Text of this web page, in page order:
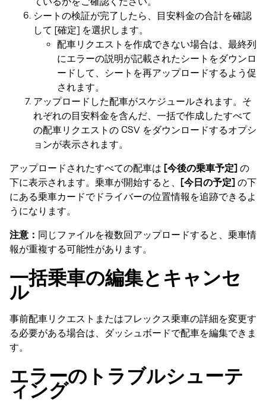
シートの検証が完了したら、目安料金の合計を確認
して [確定] を選択します。
配車リクエストを作成できない場合は、最終列
にエラーの説明が記載されたシートをダウンロ
ードして、シートを再アップロードするよう促
されます。
アップロードした配車がスケジュールされます。そ
れぞれの目安料金を含んだ、一括で作成したすべて
の配車リクエストの CSV をダウンロードするオプシ
ョンが表示されます。
アップロードされたすべての配車は [今後の乗車予定] の
下に表示されます。乗車が開始すると、
[今日の予定] の下
にある乗車カードでドライバーの位置情報を追跡できるよ
うになります。
注意： 同じファイルを複数回アップロードすると、乗車情
報が重複する可能性があります。
一括乗車の編集とキャンセ
ル
事前配車リクエストまたはフレックス乗車の詳細を変更す
る必要がある場合は、ダッシュボードで配車を編集できま
す。
エラーのトラブルシューテ
ィング